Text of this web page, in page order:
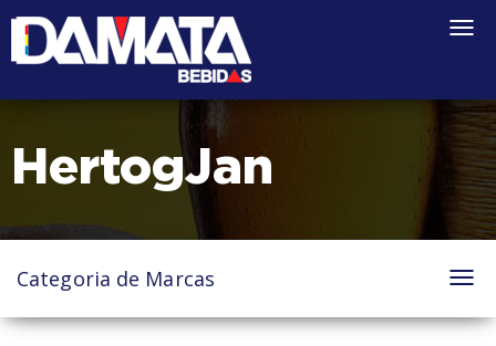
HertogJan
Categoria de Marcas